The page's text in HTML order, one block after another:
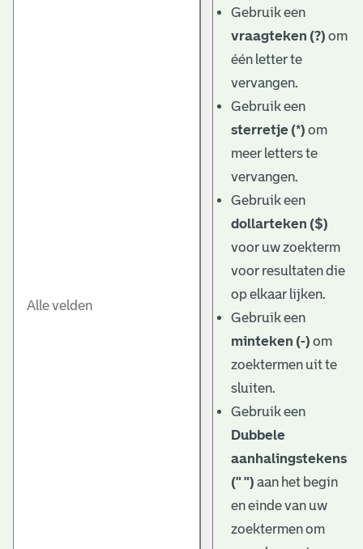
Gebruik een
vraagteken (?) om
één letter te
vervangen.
Gebruik een
sterretje (*) om
meer letters te
vervangen.
Gebruik een
dollarteken ($)
voor uw zoekterm
voor resultaten die
op elkaar lijken.
Gebruik een
minteken (-) om
zoektermen uit te
sluiten.
Gebruik een
Dubbele
aanhalingstekens
(" ") aan het begin
en einde van uw
zoektermen om